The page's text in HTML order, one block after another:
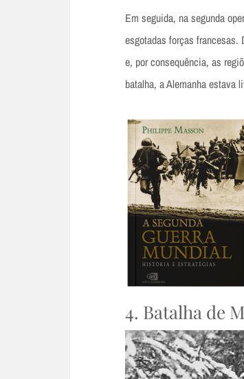
Em seguida, na segunda
esgotadas forças
e, por consequência, as
batalha, a Alemanha estava
4. Batalha de